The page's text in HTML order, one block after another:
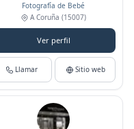
Fotografía de Bebé
A Coruña (15007)
Ver perfil
Llamar Sitio web